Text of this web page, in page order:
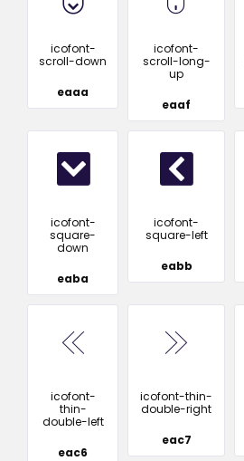
icofont-
scroll-down
eaaa
icofont-
scroll-long-
up
eaaf
icofont-
square-
down
eaba
icofont-
square-left
eabb
icofont-
thin-
double-left
eac6
icofont-thin-
double-right
eac7